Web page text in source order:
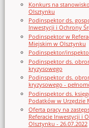
Konkurs na
Olsztynku
Podinspektor ds.
Inwestycji i Ochrony
Podinspektor w
Miejskim w Olsztynku
Podinspektor/
Podinspektor ds.
kryzysowego
Podinspektor ds.
kryzysowego -
Podinspektor ds.
Podatków w Urzędzie
Oferta pracy na
Referacie Inwestycji i
Olsztynku - 26.07.2022